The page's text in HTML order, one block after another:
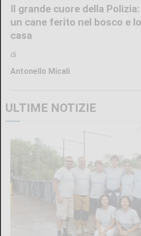
Il grande cuore della
un cane ferito nel bosco e
casa
di
Antonello Micali
ULTIME NOTIZIE